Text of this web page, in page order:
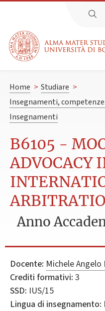
Home > Studiare >
Insegnamenti, competenze
Insegnamenti
B6105 -
ADVOCACY
Anno
Docente: Michele Angelo
Crediti formativi: 3
SSD: IUS/15
Lingua di insegnamento: